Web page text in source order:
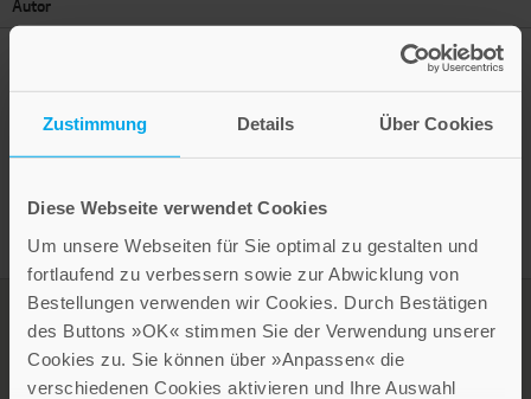
Zustimmung Details Über Cookies
Diese Webseite verwendet Cookies
Um unsere Webseiten für Sie optimal zu gestalten und
fortlaufend zu verbessern sowie zur Abwicklung von
Bestellungen verwenden wir Cookies. Durch Bestätigen
des Buttons »OK« stimmen Sie der Verwendung unserer
Cookies zu. Sie können über »Anpassen« die
verschiedenen Cookies aktivieren und Ihre Auswahl
Autor
Presseinformation drucken